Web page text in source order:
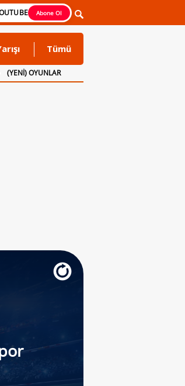
Abone Ol
Tümü
(YENİ) OYUNLAR